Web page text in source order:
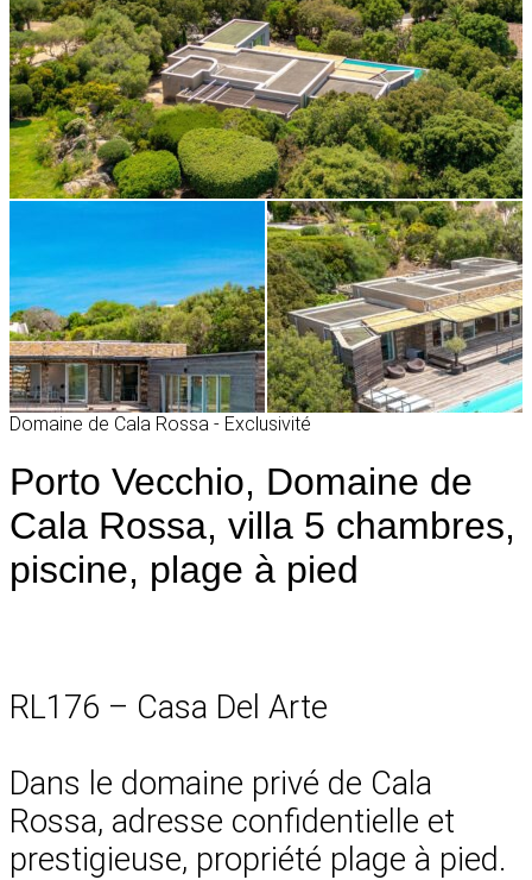
Domaine de Cala Rossa - Exclusivité
Porto Vecchio, Domaine de
Cala Rossa, villa 5 chambres,
piscine, plage à pied
RL176 – Casa Del Arte
Dans le domaine privé de Cala
Rossa, adresse confidentielle et
prestigieuse, propriété plage à pied.